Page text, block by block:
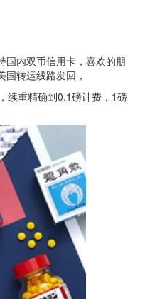
国内双币信用卡，喜欢的朋
国转运线路发回，
续重精确到0.1磅计费，1磅